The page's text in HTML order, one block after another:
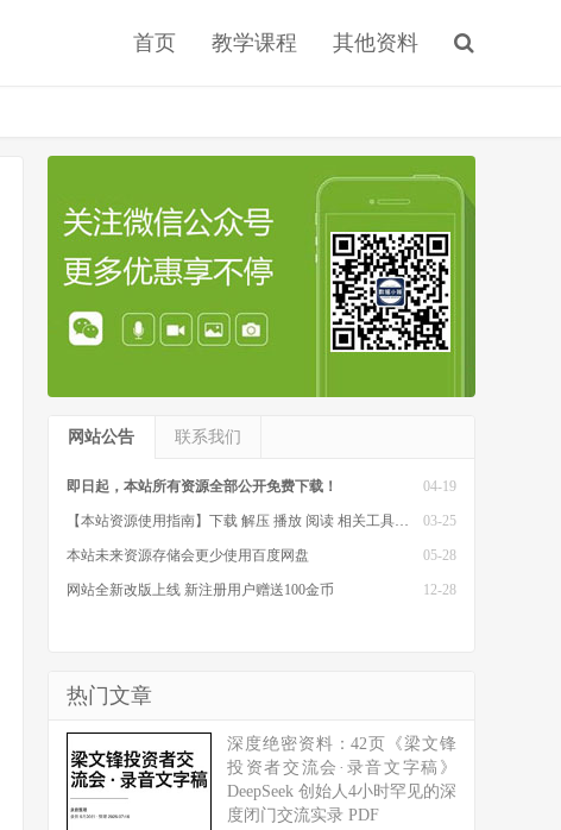
首页 教学课程 其他资料
网站公告 联系我们
04-19
即日起，本站所有资源全部公开免费下载！
03-25
【本站资源使用指南】下载 解压 播放 阅读 相关工具软件
05-28
本站未来资源存储会更少使用百度网盘
12-28
网站全新改版上线 新注册用户赠送100金币
热门文章
深度绝密资料：42页《梁文锋
投资者交流会·录音文字稿》
DeepSeek 创始人4小时罕见的深
度闭门交流实录 PDF